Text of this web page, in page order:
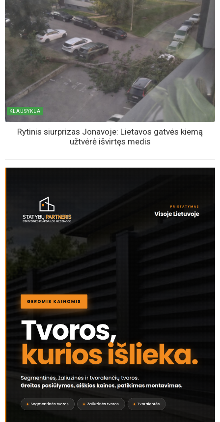
KLAUSYKLA
Rytinis siurprizas Jonavoje: Lietavos gatvės kiemą
užtvėrė išvirtęs medis